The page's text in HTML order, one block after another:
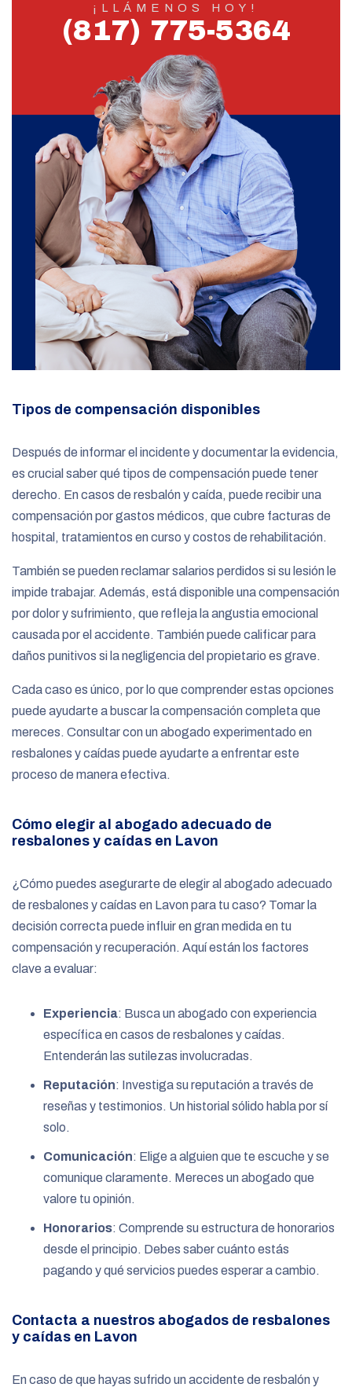
¡LLÁMENOS HOY!
(817) 775-5364
Tipos de compensación disponibles
Después de informar el incidente y documentar la evidencia,
es crucial saber qué tipos de compensación puede tener
derecho. En casos de resbalón y caída, puede recibir una
compensación por gastos médicos, que cubre facturas de
hospital, tratamientos en curso y costos de rehabilitación.
También se pueden reclamar salarios perdidos si su lesión le
impide trabajar. Además, está disponible una compensación
por dolor y sufrimiento, que refleja la angustia emocional
causada por el accidente. También puede calificar para
daños punitivos si la negligencia del propietario es grave.
Cada caso es único, por lo que comprender estas opciones
puede ayudarte a buscar la compensación completa que
mereces. Consultar con un abogado experimentado en
resbalones y caídas puede ayudarte a enfrentar este
proceso de manera efectiva.
Cómo elegir al abogado adecuado de
resbalones y caídas en Lavon
¿Cómo puedes asegurarte de elegir al abogado adecuado
de resbalones y caídas en Lavon para tu caso? Tomar la
decisión correcta puede influir en gran medida en tu
compensación y recuperación. Aquí están los factores
clave a evaluar:
Experiencia: Busca un abogado con experiencia
específica en casos de resbalones y caídas.
Entenderán las sutilezas involucradas.
Reputación: Investiga su reputación a través de
reseñas y testimonios. Un historial sólido habla por sí
solo.
Comunicación: Elige a alguien que te escuche y se
comunique claramente. Mereces un abogado que
valore tu opinión.
Honorarios: Comprende su estructura de honorarios
desde el principio. Debes saber cuánto estás
pagando y qué servicios puedes esperar a cambio.
Contacta a nuestros abogados de resbalones
y caídas en Lavon
En caso de que hayas sufrido un accidente de resbalón y